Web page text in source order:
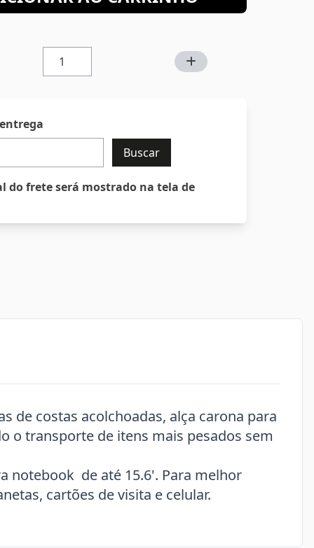
Buscar
do frete será mostrado na tela de
de costas acolchoadas, alça carona para
o transporte de itens mais pesados sem
notebook de até 15.6'. Para melhor
cartões de visita e celular.